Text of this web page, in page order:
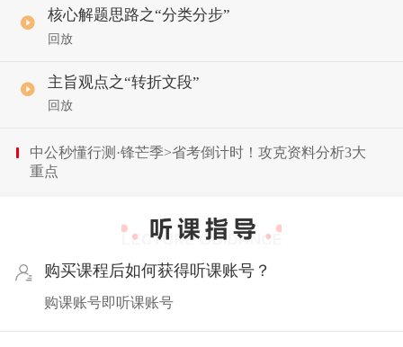
核心解题思路之“分类分步”
回放
主旨观点之“转折文段”
回放
中公秒懂行测·锋芒季>省考倒计时！攻克资料分析3大
重点
购买课程后如何获得听课账号？
购课账号即听课账号